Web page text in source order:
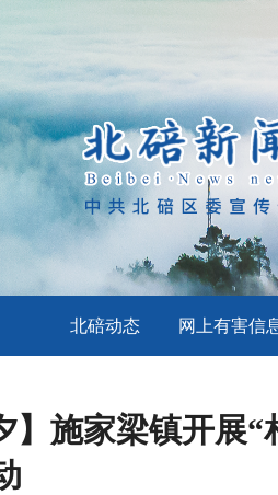
北碚动态 网上有害信
】施家梁镇开展